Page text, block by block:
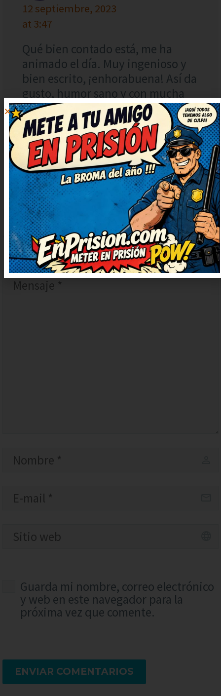
12 septiembre, 2023
at 3:47
Qué bien contado está, me ha
animado el día. Muy ingenioso y
bien escrito, ¡enhorabuena! Así da
gusto, humor sano y con mucha
gracia. Me he quedado con una
sonrisa tonta, ¡genial!
DEJAR
UN
COMENTARIO
Guarda mi nombre, correo electrónico
y web en este navegador para la
próxima vez que comente.
ENVIAR COMENTARIOS